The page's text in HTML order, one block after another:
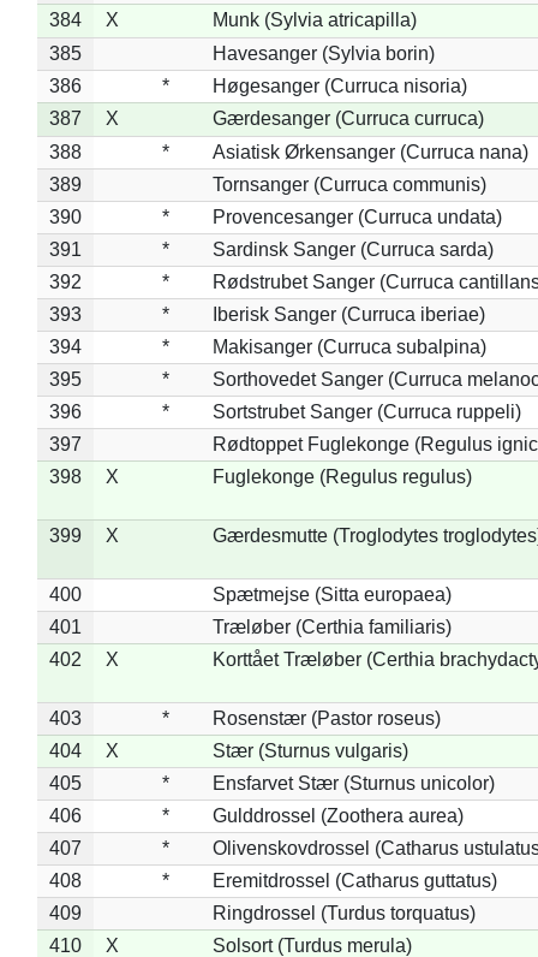
384
X
Munk (Sylvia atricapilla)
385
Havesanger (Sylvia borin)
386
*
Høgesanger (Curruca nisoria)
387
X
Gærdesanger (Curruca curruca)
388
*
Asiatisk Ørkensanger (Curruca nana)
389
Tornsanger (Curruca communis)
390
*
Provencesanger (Curruca undata)
391
*
Sardinsk Sanger (Curruca sarda)
392
*
Rødstrubet Sanger (Curruca
393
*
Iberisk Sanger (Curruca iberiae)
394
*
Makisanger (Curruca subalpina)
395
*
Sorthovedet Sanger (Curruca
396
*
Sortstrubet Sanger (Curruca ruppeli)
397
Rødtoppet Fuglekonge (Regulus
398
X Fuglekonge (Regulus regulus)
399 X Gærdesmutte (Troglodytes
400
Spætmejse (Sitta europaea)
401
Træløber (Certhia familiaris)
402
X Korttået Træløber (Certhia
403 *
Rosenstær (Pastor roseus)
404
X
Stær (Sturnus vulgaris)
405
*
Ensfarvet Stær (Sturnus unicolor)
406
*
Gulddrossel (Zoothera aurea)
407
*
Olivenskovdrossel (Catharus
408
*
Eremitdrossel (Catharus guttatus)
409
Ringdrossel (Turdus torquatus)
410
X Solsort (Turdus merula)